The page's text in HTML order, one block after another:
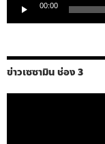
00:00
ข่าวเซซามิน ช่อง 3
ตัว